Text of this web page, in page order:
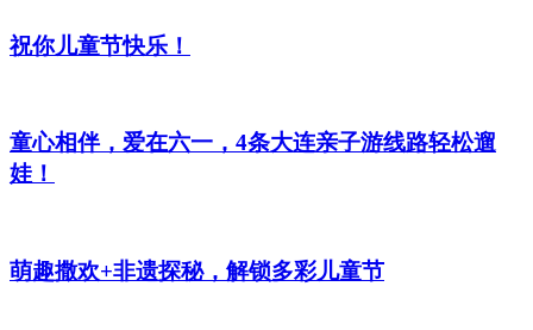
祝你儿童节快乐！
童心相伴，爱在六一，4条大连亲子游线路轻松遛
娃！
萌趣撒欢+非遗探秘，解锁多彩儿童节